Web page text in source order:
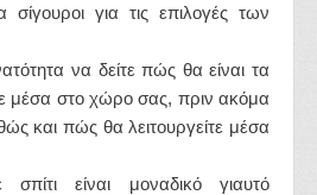
για τις επιλογές των
να δείτε πώς θα είναι τα
μέσα στο χώρο σας, πριν ακόμα
και πώς θα λειτουργείτε μέσα
είναι μοναδικό γιαυτό